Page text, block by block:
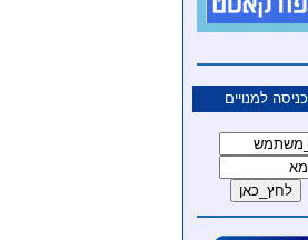
כניסה למנויים